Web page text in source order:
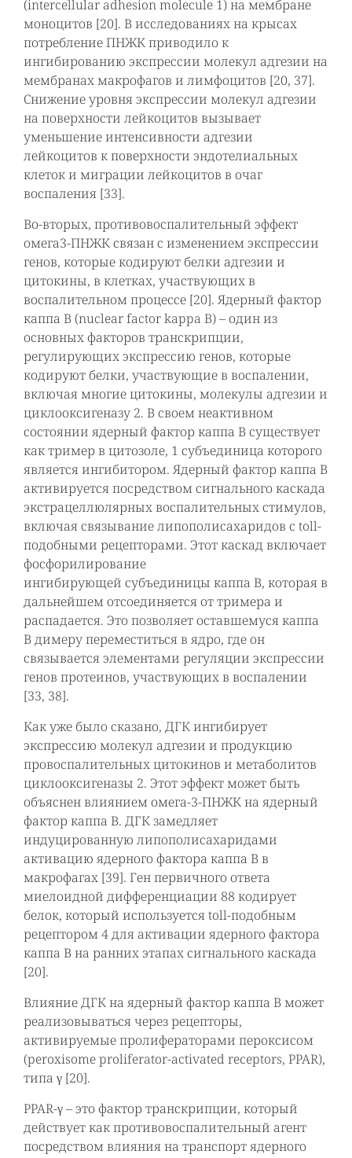
(intercellular adhesion molecule 1) на мембране
моноцитов [20]. В исследованиях на крысах
потребление ПНЖК приводило к
ингибированию экспрессии молекул адгезии на
мембранах макрофагов и лимфоцитов [20, 37].
Снижение уровня экспрессии молекул адгезии
на поверхности лейкоцитов вызывает
уменьшение интенсивности адгезии
лейкоцитов к поверхности эндотелиальных
клеток и миграции лейкоцитов в очаг
воспаления [33].
Во-вторых, противовоспалительный эффект
омега3-ПНЖК связан с изменением экспрессии
генов, которые кодируют белки адгезии и
цитокины, в клетках, участвующих в
воспалительном процессе [20]. Ядерный фактор
каппа В (nuclear factor kappa B) – один из
основных факторов транскрипции,
регулирующих экспрессию генов, которые
кодируют белки, участвующие в воспалении,
включая многие цитокины, молекулы адгезии и
циклооксигеназу 2. В своем неактивном
состоянии ядерный фактор каппа В существует
как тример в цитозоле, 1 субъединица которого
является ингибитором. Ядерный фактор каппа В
активируется посредством сигнального каскада
экстрацеллюлярных воспалительных стимулов,
включая связывание липополисахаридов с toll-
подобными рецепторами. Этот каскад включает
фосфорилирование
ингибирующей субъединицы каппа В, которая в
дальнейшем отсоединяется от тримера и
распадается. Это позволяет оставшемуся каппа
В димеру переместиться в ядро, где он
связывается элементами регуляции экспрессии
генов протеинов, участвующих в воспалении
[33, 38].
Как уже было сказано, ДГК ингибирует
экспрессию молекул адгезии и продукцию
провоспалительных цитокинов и метаболитов
циклооксигеназы 2. Этот эффект может быть
объяснен влиянием омега-3-ПНЖК на ядерный
фактор каппа В. ДГК замедляет
индуцированную липополисахаридами
активацию ядерного фактора каппа В в
макрофагах [39]. Ген первичного ответа
миелоидной дифференциации 88 кодирует
белок, который используется toll-подобным
рецептором 4 для активации ядерного фактора
каппа В на ранних этапах сигнального каскада
[20].
Влияние ДГК на ядерный фактор каппа В может
реализовываться через рецепторы,
активируемые пролифераторами пероксисом
(peroxisome proliferator-activated receptors, PPAR),
типа γ [20].
PPAR-γ – это фактор транскрипции, который
действует как противовоспалительный агент
посредством влияния на транспорт ядерного